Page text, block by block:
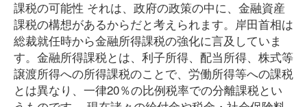
課税の可能性 それは、政府の政策の中に、金融資産
課税の構想があるからだと考えられます。岸田首相は
総裁就任時から金融所得課税の強化に言及していま
す。金融所得課税とは、利子所得、配当所得、株式等
譲渡所得への所得課税のことで、労働所得等への課税
とは異なり、一律20％の比例税率での分離課税とい